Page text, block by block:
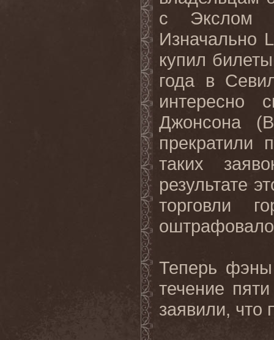
с Экслом
Изначально
купил
года в
интересно
Джонсона
прекратили
таких
результате
торговли
Теперь фэны
течение
заявили, что